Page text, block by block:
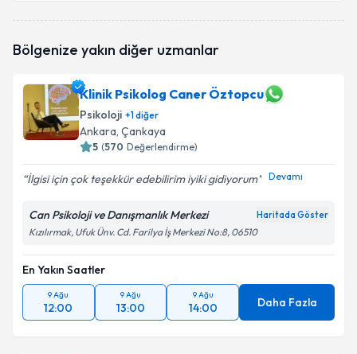
oluşturun. Size bu uzmandan randevu almanız için bir
E-posta Adresiniz
Kişisel verilerimin işlenmesine ilişkinAydınlatma
kapsamda işlenmesini kabul ediyorum.
Takvim Talebini Gönder
Bölgenize yakın diğer uzmanlar
Klinik Psikolog Caner Öztopcu
Psikoloji +1diğer
Ankara, Çankaya
5 (570 Değerlendirme)
İlgisi için çok teşekkür edebilirim iyiki gidiyorum Devamı
Can Psikoloji ve Danışmanlık Merkezi Haritada Göster
Kızılırmak, Ufuk Ünv. Cd. Farilya İş Merkezi No:8, 06510
En Yakın Saatler
9 Ağu
12:00
9 Ağu
13:00
9 Ağu
14:00 Daha Fazla